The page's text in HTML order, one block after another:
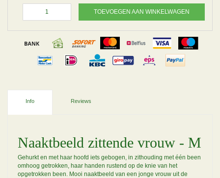
TOEVOEGEN AAN WINKELWAGEN
Info Reviews
Naaktbeeld zittende vrouw - M
Gehurkt en met haar hoofd iets gebogen, in zithouding met één been
omhoog getrokken, haar handen rustend op de knie van het
opgetrokken been. Mooi naaktbeeld van een jonge vrouw uit de